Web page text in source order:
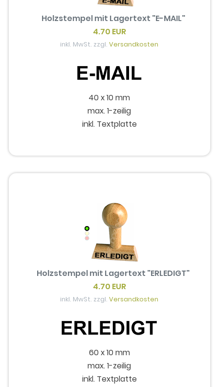
Holzstempel mit Lagertext "E-MAIL"
4.70 EUR
inkl. MwSt. zzgl.Versandkosten
40 x 10 mm
max. 1-zeilig
inkl. Textplatte
Holzstempel mit Lagertext "ERLEDIGT"
4.70 EUR
inkl. MwSt. zzgl.Versandkosten
60 x 10 mm
max. 1-zeilig
inkl. Textplatte